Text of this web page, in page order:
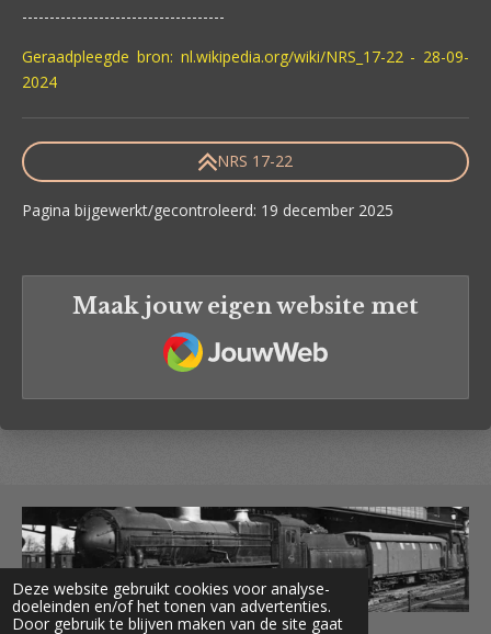
Deze website gebruikt cookies voor analyse-
doeleinden en/of het tonen van advertenties.
Door gebruik te blijven maken van de site gaat
-------------------------------------
Geraadpleegde bron: nl.wikipedia.org/wiki/NRS_17-22 - 28-09-
2024
NRS 17-22
Pagina bijgewerkt/gecontroleerd: 19 december 2025
Maak jouw eigen website met
JouwWeb